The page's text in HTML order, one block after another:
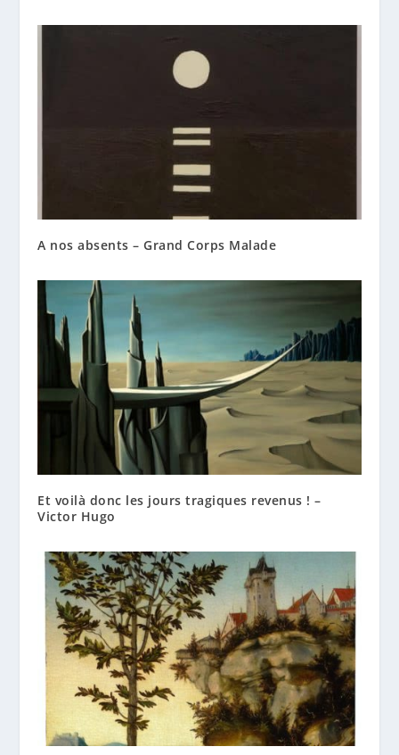
A nos absents – Grand Corps Malade
Et voilà donc les jours tragiques revenus ! –
Victor Hugo